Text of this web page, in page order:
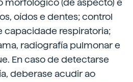
morfológico (de aspecto) e
oídos e dentes; control
capacidade respiratoria;
radiografía pulmonar e
En caso de detectarse
deberase acudir ao